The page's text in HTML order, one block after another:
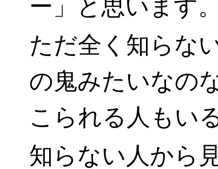
ー」と思います
ただ全く知らな
の鬼みたいなの
こられる人もい
知らない人から